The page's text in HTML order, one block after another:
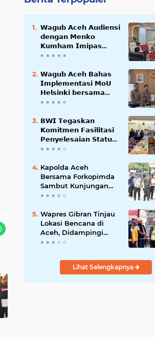
𝗪𝗮𝗴𝘂𝗯 𝗔𝗰𝗲𝗵 𝗔𝘂𝗱𝗶𝗲𝗻𝘀𝗶
𝗱𝗲𝗻𝗴𝗮𝗻 𝗠𝗲𝗻𝗸𝗼
𝗞𝘂𝗺𝗵𝗮𝗺 𝗜𝗺𝗶𝗽𝗮𝘀
𝗧𝗲𝗿𝗸𝗮𝗶𝘁 𝗦𝘁𝗮𝘁𝘂𝘀 𝗪𝗮𝗸𝗮𝗳
𝗪𝗮𝗴𝘂𝗯 𝗔𝗰𝗲𝗵 𝗕𝗮𝗵𝗮𝘀
𝗜𝗺𝗽𝗹𝗲𝗺𝗲𝗻𝘁𝗮𝘀𝗶 𝗠𝗼𝗨
𝗛𝗲𝗹𝘀𝗶𝗻𝗸𝗶 𝗯𝗲𝗿𝘀𝗮𝗺𝗮
𝗦𝗲𝗸𝗿𝗲𝘁𝗮𝗿𝗶𝗮𝘁 𝗡𝗲𝗴𝗮𝗿𝗮
𝗕𝗪𝗜 𝗧𝗲𝗴𝗮𝘀𝗸𝗮𝗻
𝗞𝗼𝗺𝗶𝘁𝗺𝗲𝗻 𝗙𝗮𝘀𝗶𝗹𝗶𝘁𝗮𝘀𝗶
𝗣𝗲𝗻𝘆𝗲𝗹𝗲𝘀𝗮𝗶𝗮𝗻 𝗦𝘁𝗮𝘁𝘂𝘀
𝗪𝗮𝗸𝗮𝗳 𝗕𝗹𝗮𝗻𝗴 𝗣𝗮𝗱𝗮𝗻𝗴
Kapolda Aceh
Bersama Forkopimda
Sambut Kunjungan
Kerja Wakil Presiden
Bireuen
Wapres Gibran Tinjau
Lokasi Bencana di
Aceh, Didampingi
Wagub Dek Fadh
Lihat Selengkapnya